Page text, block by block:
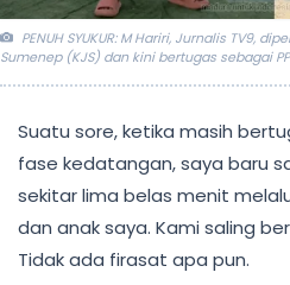
PENUH SYUKUR: M Hariri, Jurnalis TV9,
Sumenep (KJS) dan kini bertugas sebagai
Suatu sore, ketika masih
fase kedatangan, saya baru
sekitar lima belas menit
dan anak saya. Kami saling
Tidak ada firasat apa pun.